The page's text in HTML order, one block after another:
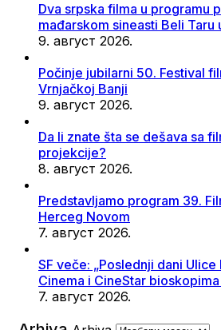
Dva srpska filma u programu
mađarskom sineasti Beli Taru
9. август 2026.
Počinje jubilarni 50. Festival
Vrnjačkoj Banji
9. август 2026.
Da li znate šta se dešava sa
projekcije?
8. август 2026.
Predstavljamo program 39.
Herceg Novom
7. август 2026.
SF veče: „Poslednji dani
Cinema i CineStar
7. август 2026.